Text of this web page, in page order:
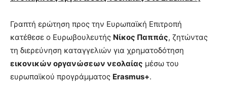
Γραπτή ερώτηση προς την Ευρωπαϊκή Επιτροπή
κατέθεσε ο Ευρωβουλευτής Νίκος Παππάς, ζητώντας
τη διερεύνηση καταγγελιών για χρηματοδότηση
εικονικών οργανώσεων νεολαίας μέσω του
ευρωπαϊκού προγράμματος Erasmus+.